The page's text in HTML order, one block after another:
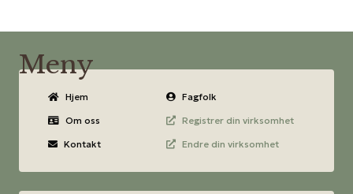
Meny
Hjem
Om oss
Kontakt
Fagfolk
Registrer din virksomhet
Endre din virksomhet